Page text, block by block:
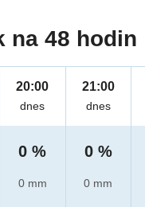
na 48 hodin
20:00
dnes
0 %
0 mm
21:00
dnes
0 %
0 mm